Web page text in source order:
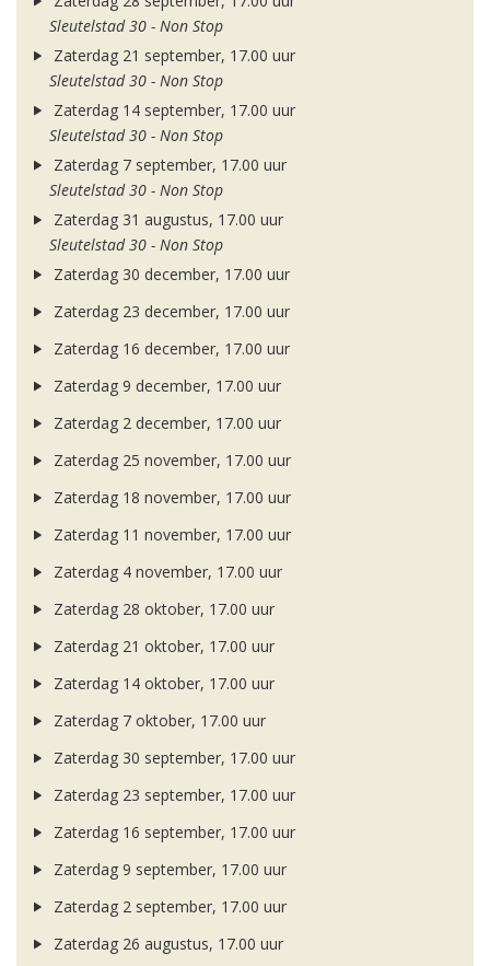
Sleutelstad 30 - Non Stop
Zaterdag 21 september, 17.00 uur
Sleutelstad 30 - Non Stop
Zaterdag 14 september, 17.00 uur
Sleutelstad 30 - Non Stop
Zaterdag 7 september, 17.00 uur
Sleutelstad 30 - Non Stop
Zaterdag 31 augustus, 17.00 uur
Sleutelstad 30 - Non Stop
Zaterdag 30 december, 17.00 uur
Zaterdag 23 december, 17.00 uur
Zaterdag 16 december, 17.00 uur
Zaterdag 9 december, 17.00 uur
Zaterdag 2 december, 17.00 uur
Zaterdag 25 november, 17.00 uur
Zaterdag 18 november, 17.00 uur
Zaterdag 11 november, 17.00 uur
Zaterdag 4 november, 17.00 uur
Zaterdag 28 oktober, 17.00 uur
Zaterdag 21 oktober, 17.00 uur
Zaterdag 14 oktober, 17.00 uur
Zaterdag 7 oktober, 17.00 uur
Zaterdag 30 september, 17.00 uur
Zaterdag 23 september, 17.00 uur
Zaterdag 16 september, 17.00 uur
Zaterdag 9 september, 17.00 uur
Zaterdag 2 september, 17.00 uur
Zaterdag 26 augustus, 17.00 uur